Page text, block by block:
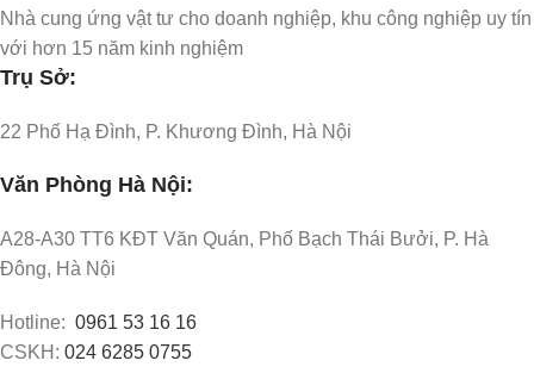
Nhà cung ứng vật tư cho doanh nghiệp, khu công nghiệp uy tín
với hơn 15 năm kinh nghiệm
Trụ Sở:
22 Phố Hạ Đình, P. Khương Đình, Hà Nội
Văn Phòng Hà Nội:
A28-A30 TT6 KĐT Văn Quán, Phố Bạch Thái Bưởi, P. Hà
Đông, Hà Nội
Hotline: 0961 53 16 16
CSKH: 024 6285 0755